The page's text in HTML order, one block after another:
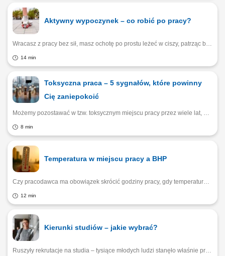
Aktywny wypoczynek – co robić po pracy?
Wracasz z pracy bez sił, masz ochotę po prostu leżeć w ciszy, patrząc bezmyślnie w ekran. Brzmi znajomo? – Kiedy wpadamy w wir tzw. „doom scrollingu”, najczęściej czujemy się później jeszcze gorzej. Jeszcze bardziej zmęczeni, jeszcze mniej zmotywowani – zauważa psychoterapeutka Joanna Szponarska. Jak wypoczywać, by faktycznie poczuć się lepiej? Czy aktywny wypoczynek może być przyjemny?
14 min
Toksyczna praca – 5 sygnałów, które powinny
Cię zaniepokoić
Możemy pozostawać w tzw. toksycznym miejscu pracy przez wiele lat, nie zdając sobie sprawy z psychicznego kosztu, jaki ponosimy każdego dnia. Godzimy się na kolejne niekorzystne zmiany i stopniowo przyzwyczajamy do coraz gorszych warunków pracy, normalizując swój stres i brak poczucia bezpieczeństwa. Jakie są oznaki toksycznego miejsca pracy, na które warto zareagować od razu?
8 min
Temperatura w miejscu pracy a BHP
Czy pracodawca ma obowiązek skrócić godziny pracy, gdy temperatura powietrza przekracza 35℃? Czy w upale pracownik może odmówić wykonywania obowiązków na wolnym powietrzu, w słońcu, czy też taka odmowa grozi karą dyscyplinarną, a nawet zwolnieniem? Kiedy firma ma prawny obowiązek dostarczyć pracownikom napoje chłodzące? Wyjaśniamy, jakie są obowiązki pracodawcy w czasie upałów.
12 min
Kierunki studiów – jakie wybrać?
Ruszyły rekrutacje na studia – tysiące młodych ludzi stanęło właśnie przed jednym z najważniejszych wyborów w życiu. – Warto zwrócić uwagę nie tylko na najbardziej popularne kierunki, takie jak informatyka czy psychologia, ale i na mniej oczywiste specjalizacje, które odpowiadają na długofalowe trendy cywilizacyjne i gospodarcze – radzi Kierownik Biura Karier KUL Łukasz Raczkowski.